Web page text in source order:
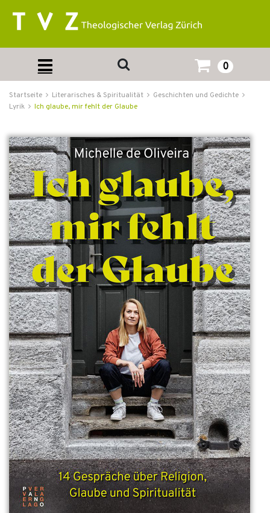
0
Startseite Literarisches & Spiritualität
Geschichten und Gedichte
Lyrik
Ich glaube, mir fehlt der Glaube